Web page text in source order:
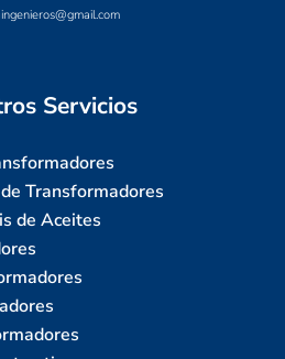
Servicios
Transformadores
de Aceites